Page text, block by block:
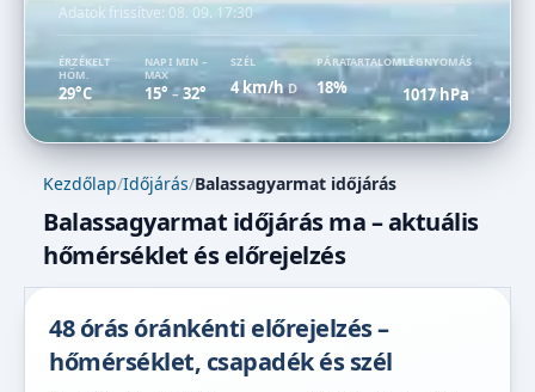
Adatok frissítve: 08. 09. 17:30
ÉRZÉKELT
HŐM.
29°C
NAPI MIN –
MAX
15° –32°
SZÉL
4 km/hD
PÁRATARTALOM
18%
LÉGNYOMÁS
1017 hPa
Kezdőlap/Időjárás/Balassagyarmat időjárás
Balassagyarmat időjárás ma – aktuális
hőmérséklet és előrejelzés
48 órás óránkénti előrejelzés –
hőmérséklet, csapadék és szél